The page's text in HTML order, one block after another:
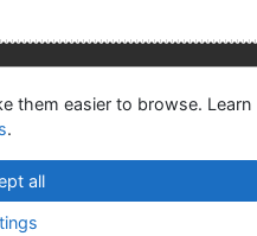
OpenSearch module
UE in Bratislava
Cosmotron Slovakia, s.r.o.
them easier to browse. Learn
.
all